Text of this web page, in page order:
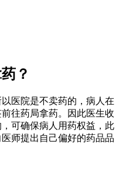
？
医院是不卖药的，病人在
往药局拿药。因此医生收
可确保病人用药权益，此
师提出自己偏好的药品品